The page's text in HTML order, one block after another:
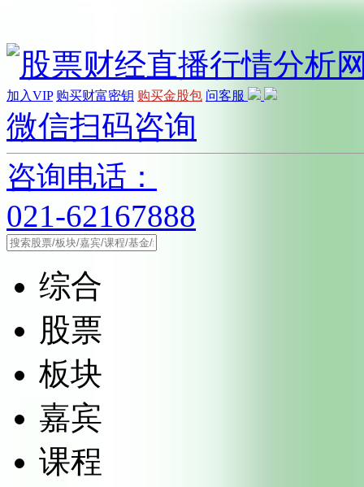
加入VIP 购买财富密钥 购买金股包 问客服
微信扫码咨询
咨询电话：
021-62167888
综合
股票
板块
嘉宾
课程